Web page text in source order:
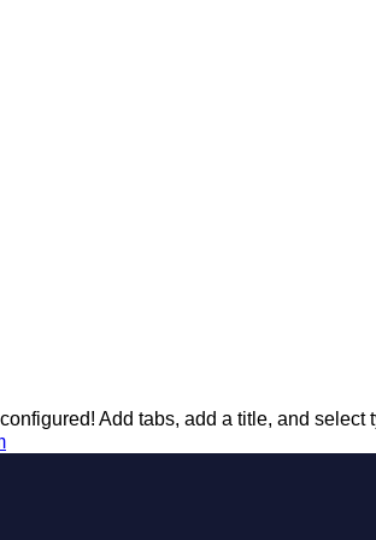
Add tabs, add a title, and select